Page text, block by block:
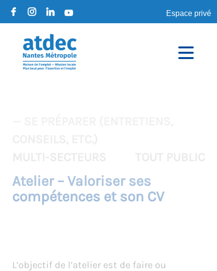
Espace privé
Atelier – Valoriser ses
compétences et son CV
L’objectif de l’atelier est de faire ou